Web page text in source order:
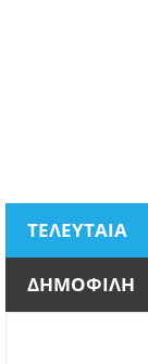
ΤΕΛΕΥΤΑΙΑ
ΔΗΜΟΦΙΛΗ